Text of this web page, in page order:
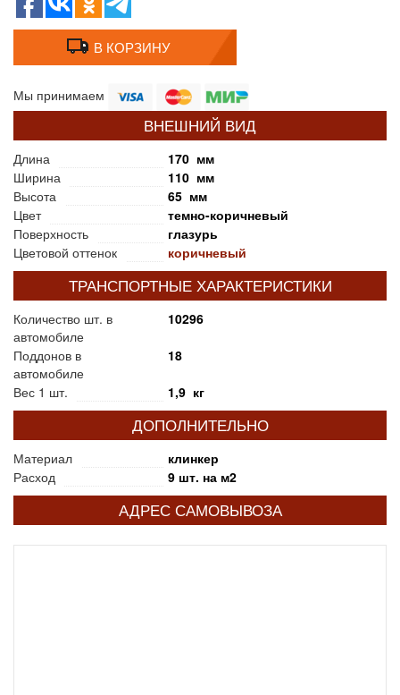
В КОРЗИНУ
Мы принимаем
ВНЕШНИЙ ВИД
Длина
170 мм
Ширина
110 мм
Высота
65 мм
Цвет
темно-коричневый
Поверхность
глазурь
Цветовой оттенок
коричневый
ТРАНСПОРТНЫЕ ХАРАКТЕРИСТИКИ
Количество шт. в
автомобиле
10296
Поддонов в
автомобиле
18
Вес 1 шт. 1,9 кг
ДОПОЛНИТЕЛЬНО
Материал
клинкер
Расход
9 шт. на м2
АДРЕС САМОВЫВОЗА